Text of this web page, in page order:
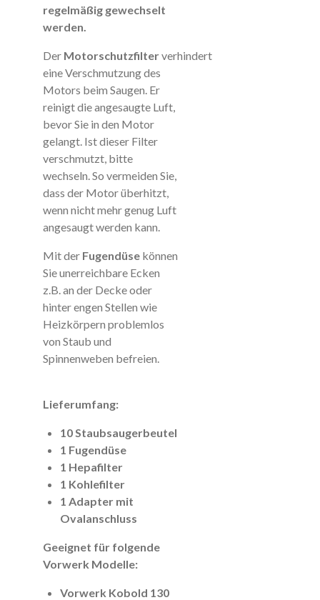
regelmäßig gewechselt
werden.
Der Motorschutzfilterverhindert
eine Verschmutzung des
Motors beim Saugen. Er
reinigt die angesaugte Luft,
bevor Sie in den Motor
gelangt. Ist dieser Filter
verschmutzt, bitte
wechseln. So vermeiden Sie,
dass der Motor überhitzt,
wenn nicht mehr genug Luft
angesaugt werden kann.
Mit der Fugendüse können
Sie unerreichbare Ecken
z.B. an der Decke oder
hinter engen Stellen wie
Heizkörpern problemlos
von Staub und
Spinnenweben befreien.
Lieferumfang:
10 Staubsaugerbeutel
1 Fugendüse
1 Hepafilter
1 Kohlefilter
1 Adapter mit
Ovalanschluss
Geeignet für folgende
Vorwerk Modelle:
Vorwerk Kobold 130